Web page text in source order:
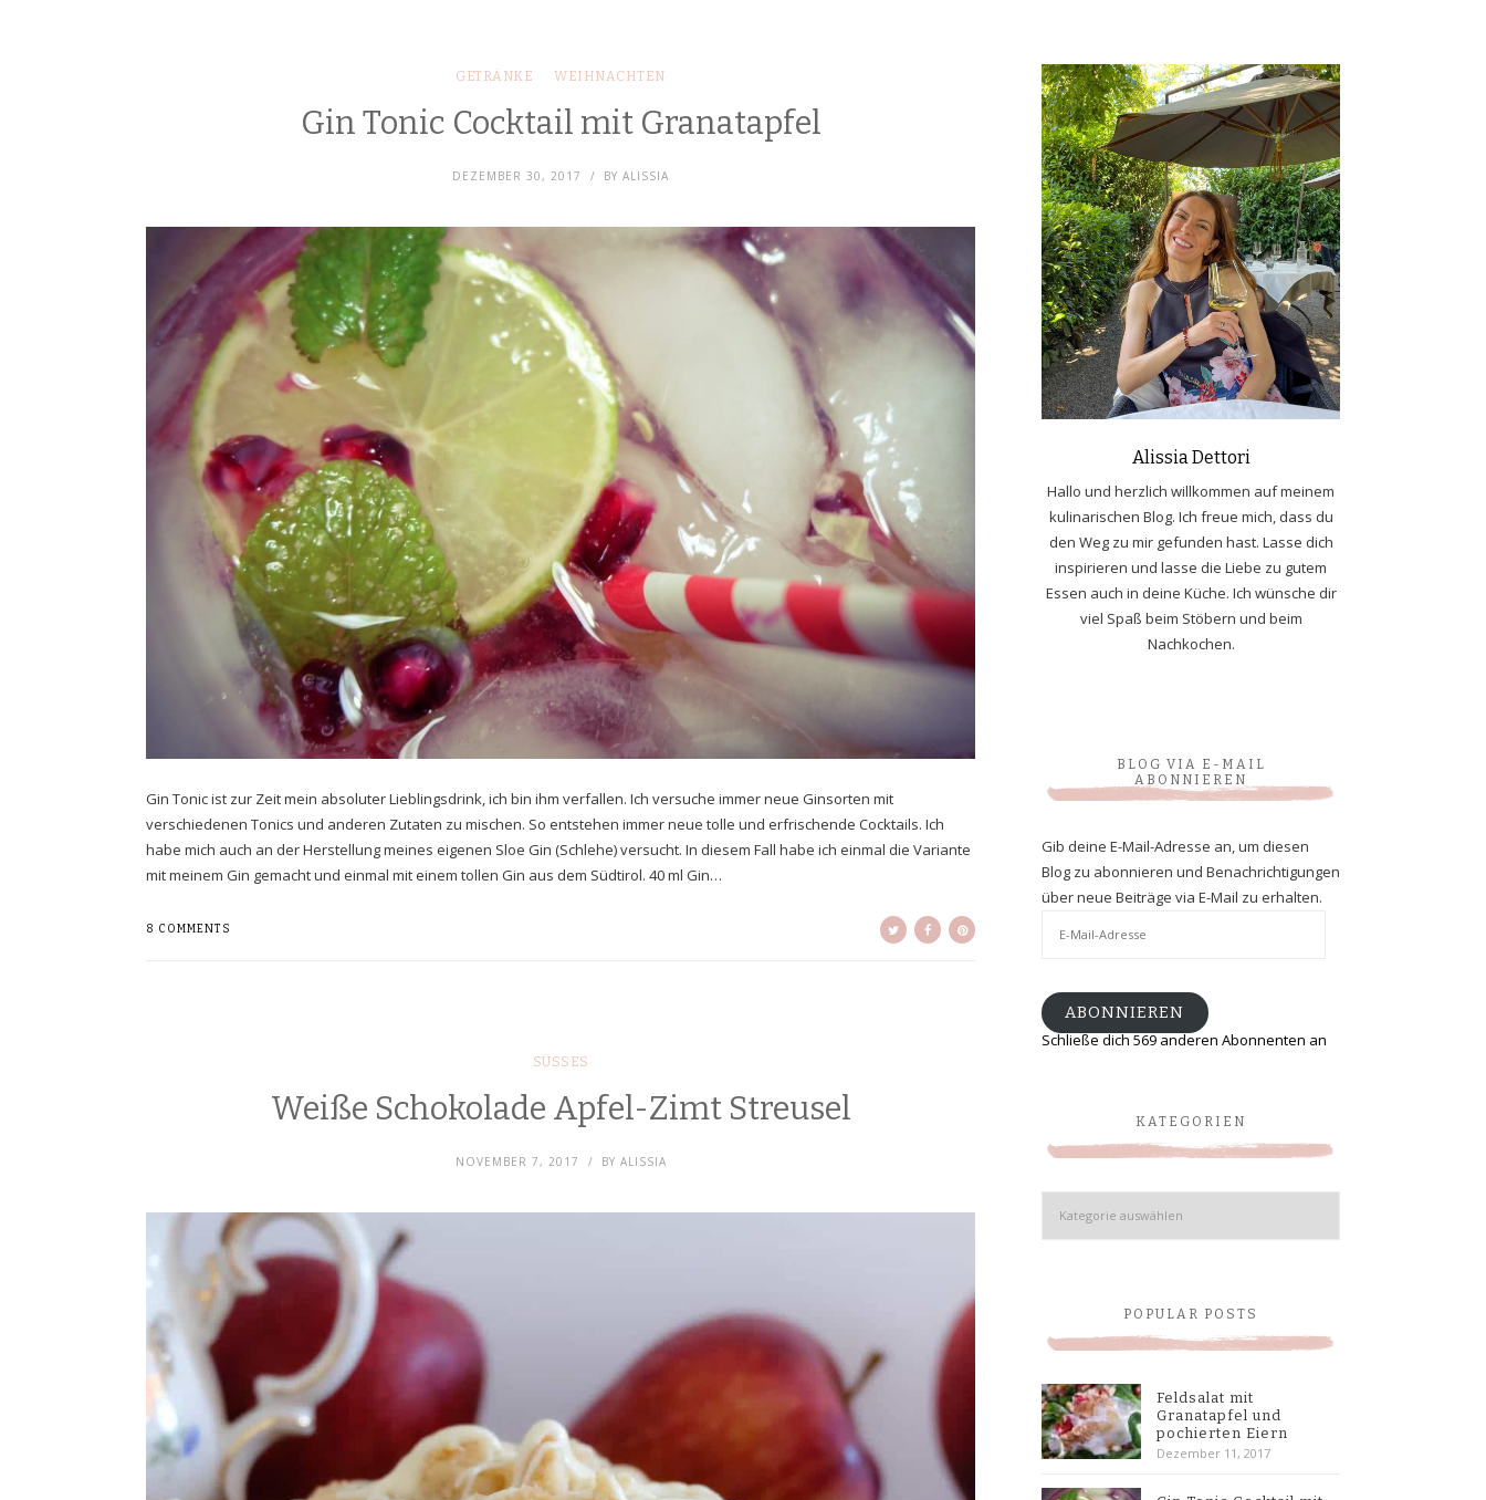
GETRÄNKE WEIHNACHTEN
Gin Tonic Cocktail mit Granatapfel
DEZEMBER 30, 2017 BY ALISSIA
Gin Tonic ist zur Zeit mein absoluter Lieblingsdrink, ich bin ihm verfallen. Ich versuche immer neue Ginsorten mit
verschiedenen Tonics und anderen Zutaten zu mischen. So entstehen immer neue tolle und erfrischende Cocktails. Ich
habe mich auch an der Herstellung meines eigenen Sloe Gin (Schlehe) versucht. In diesem Fall habe ich einmal die Variante
mit meinem Gin gemacht und einmal mit einem tollen Gin aus dem Südtirol. 40 ml Gin…
8 COMMENTS
SÜSSES
Weiße Schokolade Apfel-Zimt Streusel
NOVEMBER 7, 2017 BY ALISSIA
Alissia Dettori
Hallo und herzlich willkommen auf meinem
kulinarischen Blog. Ich freue mich, dass du
den Weg zu mir gefunden hast. Lasse dich
inspirieren und lasse die Liebe zu gutem
Essen auch in deine Küche. Ich wünsche dir
viel Spaß beim Stöbern und beim
Nachkochen.
BLOG VIA E-MAIL
ABONNIEREN
Gib deine E-Mail-Adresse an, um diesen
Blog zu abonnieren und Benachrichtigungen
über neue Beiträge via E-Mail zu erhalten.
ABONNIEREN
Schließe dich 569 anderen Abonnenten an
KATEGORIEN
Kategorien
POPULAR POSTS
Feldsalat mit
Granatapfel und
pochierten Eiern
Dezember 11, 2017